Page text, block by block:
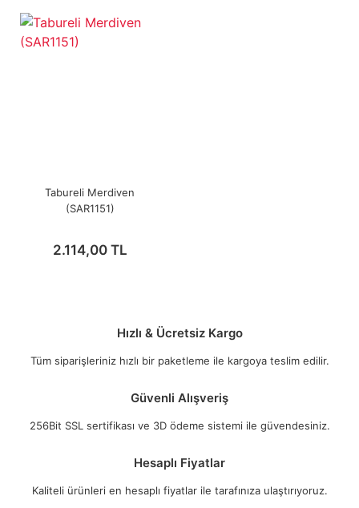
Tabureli Merdiven
(SAR1151)
2.114,00 TL
Hızlı & Ücretsiz Kargo
Tüm siparişleriniz hızlı bir paketleme ile kargoya teslim edilir.
Güvenli Alışveriş
256Bit SSL sertifikası ve 3D ödeme sistemi ile güvendesiniz.
Hesaplı Fiyatlar
Kaliteli ürünleri en hesaplı fiyatlar ile tarafınıza ulaştırıyoruz.